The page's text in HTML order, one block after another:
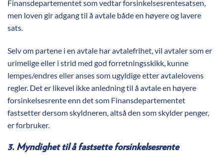
Finansdepartementet som vedtar forsinkelsesrentesatsen,
men loven gir adgang til å avtale både en høyere og lavere
sats.
Selv om partene i en avtale har avtalefrihet, vil avtaler som er
urimelige eller i strid med god forretningsskikk, kunne
lempes/endres eller anses som ugyldige etter avtalelovens
regler. Det er likevel ikke anledning til å avtale en høyere
forsinkelsesrente enn det som Finansdepartementet
fastsetter dersom skyldneren, altså den som skylder penger,
er forbruker.
3. Myndighet til å fastsette forsinkelsesrente